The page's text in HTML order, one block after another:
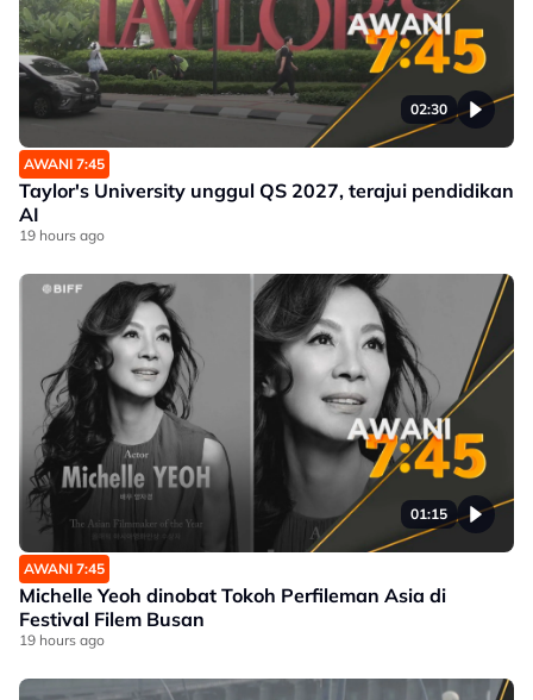
02:30
AWANI 7:45
Taylor's University unggul QS 2027, terajui pendidikan
AI
19 hours ago
01:15
AWANI 7:45
Michelle Yeoh dinobat Tokoh Perfileman Asia di
Festival Filem Busan
19 hours ago